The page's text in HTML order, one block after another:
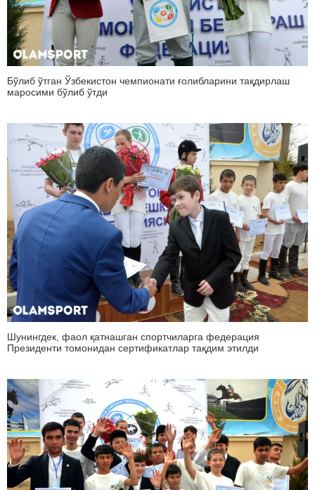
Бўлиб ўтган Ўзбекистон чемпионати ғолибларини тақдирлаш
маросими бўлиб ўтди
Шунингдек, фаол қатнашган спортчиларга федерация
Президенти томонидан сертификатлар тақдим этилди